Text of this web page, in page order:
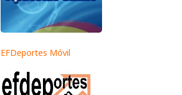
EFDeportes Móvil